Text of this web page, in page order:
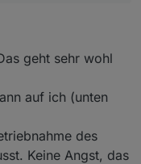
geht sehr wohl
auf ich (unten
des
Keine Angst, das